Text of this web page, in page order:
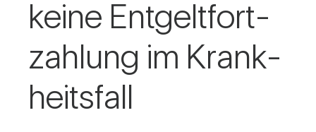
keine Ent­gelt­fort­
zah­lung im Krank­
heits­fall